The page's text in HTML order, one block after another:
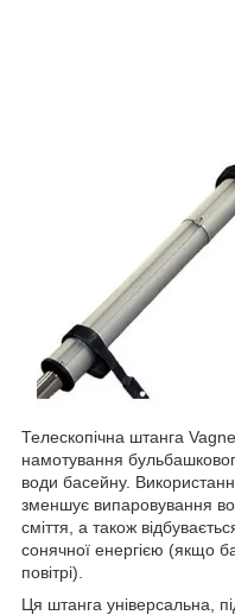
Телескопічна штанга
намотування
води басейну.
зменшує випаровування
сміття, а також
сонячної енергією (якщо
повітрі).
Ця штанга універсальна,